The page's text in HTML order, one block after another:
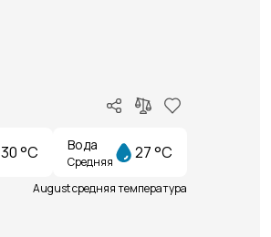
30 °C Вода
Средняя 27 °C
August средняя температура